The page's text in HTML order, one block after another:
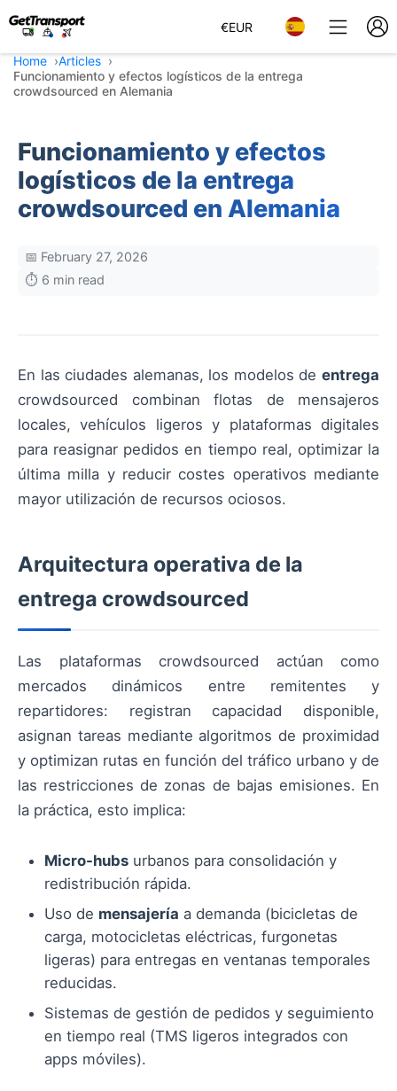
€EUR
Home
Articles
Funcionamiento y efectos logísticos de la entrega
crowdsourced en Alemania
Funcionamiento y efectos
logísticos de la entrega
crowdsourced en Alemania
📅 February 27, 2026
⏱️ 6 min read
En las ciudades alemanas, los modelos de entrega
crowdsourced combinan flotas de mensajeros
locales, vehículos ligeros y plataformas digitales
para reasignar pedidos en tiempo real, optimizar la
última milla y reducir costes operativos mediante
mayor utilización de recursos ociosos.
Arquitectura operativa de la
entrega crowdsourced
Las plataformas crowdsourced actúan como
mercados dinámicos entre remitentes y
repartidores: registran capacidad disponible,
asignan tareas mediante algoritmos de proximidad
y optimizan rutas en función del tráfico urbano y de
las restricciones de zonas de bajas emisiones. En
la práctica, esto implica:
Micro-hubs urbanos para consolidación y
redistribución rápida.
Uso de mensajería a demanda (bicicletas de
carga, motocicletas eléctricas, furgonetas
ligeras) para entregas en ventanas temporales
reducidas.
Sistemas de gestión de pedidos y seguimiento
en tiempo real (TMS ligeros integrados con
apps móviles).